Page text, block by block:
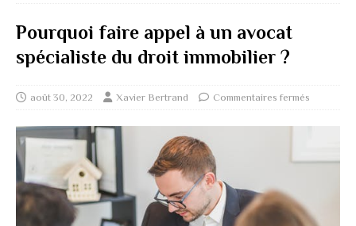
Pourquoi faire appel à un avocat
spécialiste du droit immobilier ?
août 30, 2022 Xavier Bertrand Commentaires fermés